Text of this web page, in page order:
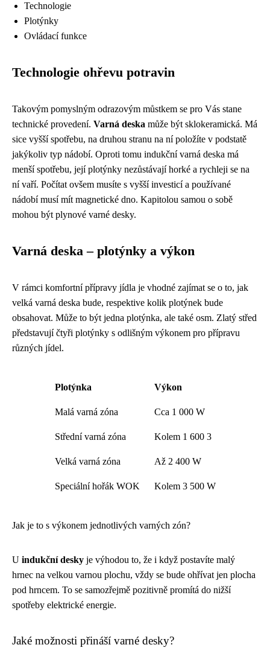
Technologie
Plotýnky
Ovládací funkce
Technologie ohřevu potravin
Takovým pomyslným odrazovým můstkem se pro Vás stane
technické provedení. Varná deska může být sklokeramická. Má
sice vyšší spotřebu, na druhou stranu na ní položíte v podstatě
jakýkoliv typ nádobí. Oproti tomu indukční varná deska má
menší spotřebu, její plotýnky nezůstávají horké a rychleji se na
ní vaří. Počítat ovšem musíte s vyšší investicí a používané
nádobí musí mít magnetické dno. Kapitolou samou o sobě
mohou být plynové varné desky.
Varná deska – plotýnky a výkon
V rámci komfortní přípravy jídla je vhodné zajímat se o to, jak
velká varná deska bude, respektive kolik plotýnek bude
obsahovat. Může to být jedna plotýnka, ale také osm. Zlatý střed
představují čtyři plotýnky s odlišným výkonem pro přípravu
různých jídel.
Plotýnka Výkon
Malá varná zóna Cca 1 000 W
Střední varná zóna Kolem 1 600 3
Velká varná zóna Až 2 400 W
Speciální hořák WOK Kolem 3 500 W
Jak je to s výkonem jednotlivých varných zón?
U indukční desky je výhodou to, že i když postavíte malý
hrnec na velkou varnou plochu, vždy se bude ohřívat jen plocha
pod hrncem. To se samozřejmě pozitivně promítá do nižší
spotřeby elektrické energie.
Jaké možnosti přináší varné desky?